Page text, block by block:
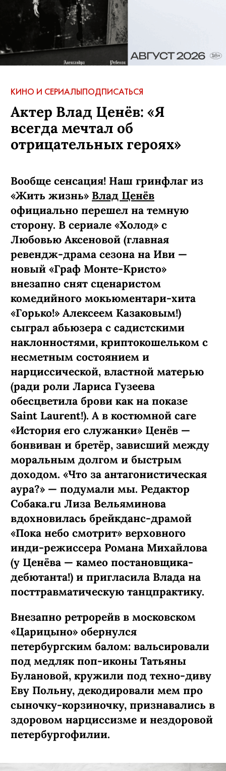
КИНО И СЕРИАЛЫПОДПИСАТЬСЯ
Актер Влад Ценёв: «Я
всегда мечтал об
отрицательных героях»
Вообще сенсация! Наш гринфлаг из
«Жить жизнь» Влад Ценёв
официально перешел на темную
сторону. В сериале «Холод» с
Любовью Аксеновой (главная
ревендж-­драма сезона на Иви —
новый «Граф Монте-­Кристо»
внезапно снят сценаристом
комедийного мокьюментари-хита
«Горько!» Алексеем Казаковым!)
сыграл абьюзера с садистскими
наклонностями, криптокошельком с
несметным состоянием и
нарциссической, властной матерью
(ради роли Лариса Гузеева
обесцветила брови как на показе
Saint Laurent!). А в костюмной саге
«История его служанки» Ценёв —
бонвиван и бретёр, зависший между
моральным долгом и быстрым
доходом. «Что за антагонистическая
аура?» — подумали мы. Редактор
Собака.ru Лиза Вельяминова
вдохновилась брейкданс-­драмой
«Пока небо смотрит» верховного
инди-режиссера Романа Михайлова
(у Ценёва — камео постановщика-
дебютанта!) и пригласила Влада на
посттравматическую танцпрактику.
Внезапно ретрорейв в московском
«Царицыно» обернулся
петербургским балом: вальсировали
под медляк поп-иконы Татьяны
Булановой, кружили под техно-диву
Еву Польну, декодировали мем про
сыночку-­корзиночку, признавались в
здоровом нарциссизме и нездоровой
петербургофилии.